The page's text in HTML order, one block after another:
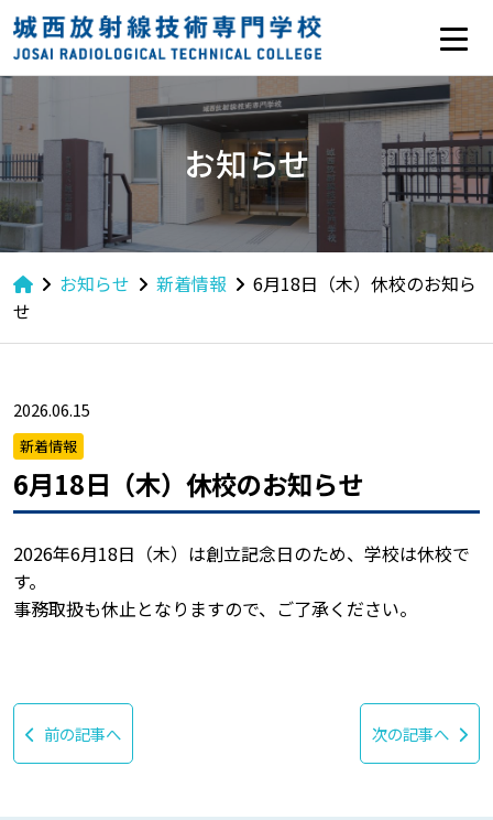
お知らせ
お知らせ 新着情報
6月18日（木）休校のお知ら
せ
2026.06.15
新着情報
6月18日（木）休校のお知らせ
2026年6月18日（木）は創立記念日のため、学校は休校で
す。
事務取扱も休止となりますので、ご了承ください。
前の記事へ 次の記事へ